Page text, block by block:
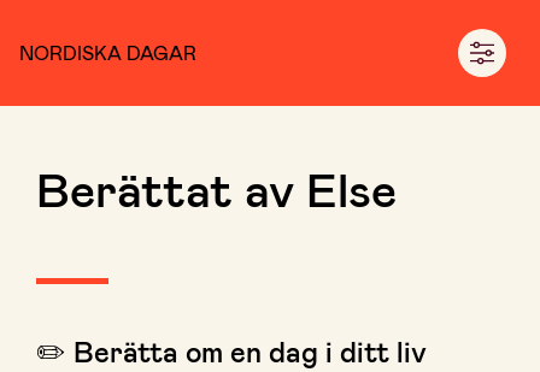
NORDISKA DAGAR
Berättat av Else
✏️ Berätta om en dag i ditt liv